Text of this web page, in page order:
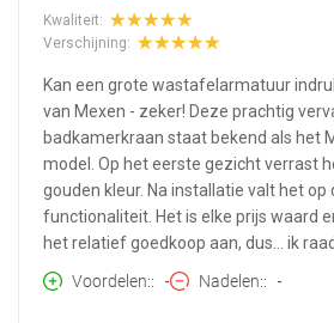
Kwaliteit:
Verschijning:
Kan een grote wastafelarmatuur
van Mexen - zeker! Deze prachtig
badkamerkraan staat bekend als het
model. Op het eerste gezicht verrast
gouden kleur. Na installatie valt het op
functionaliteit. Het is elke prijs waard
het relatief goedkoop aan, dus... ik
Voordelen:
- Nadelen: -